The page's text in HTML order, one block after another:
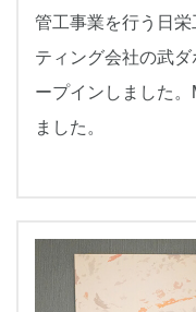
管工事業を行う日
ティング会社の武
ープインしました
ました。